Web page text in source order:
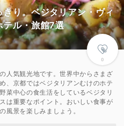
きり。ベジタリアン・ヴィ
テル・旅館7選
0
人気観光地です。世界中からさまざ
、京都ではベジタリアンむけのホテ
菜中心の食生活をしているベジタリ
は重要なポイント。おいしい食事が
風景を楽しみましょう。